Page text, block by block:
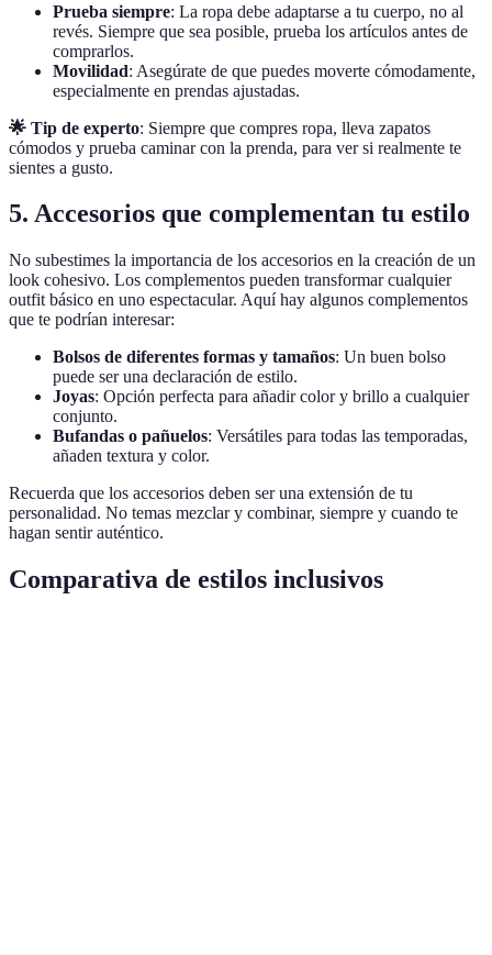
Prueba siempre: La ropa debe adaptarse a tu cuerpo, no al
revés. Siempre que sea posible, prueba los artículos antes de
comprarlos.
Movilidad: Asegúrate de que puedes moverte cómodamente,
especialmente en prendas ajustadas.
🌟 Tip de experto: Siempre que compres ropa, lleva zapatos
cómodos y prueba caminar con la prenda, para ver si realmente te
sientes a gusto.
5. Accesorios que complementan tu estilo
No subestimes la importancia de los accesorios en la creación de un
look cohesivo. Los complementos pueden transformar cualquier
outfit básico en uno espectacular. Aquí hay algunos complementos
que te podrían interesar:
Bolsos de diferentes formas y tamaños: Un buen bolso
puede ser una declaración de estilo.
Joyas: Opción perfecta para añadir color y brillo a cualquier
conjunto.
Bufandas o pañuelos: Versátiles para todas las temporadas,
añaden textura y color.
Recuerda que los accesorios deben ser una extensión de tu
personalidad. No temas mezclar y combinar, siempre y cuando te
hagan sentir auténtico.
Comparativa de estilos inclusivos